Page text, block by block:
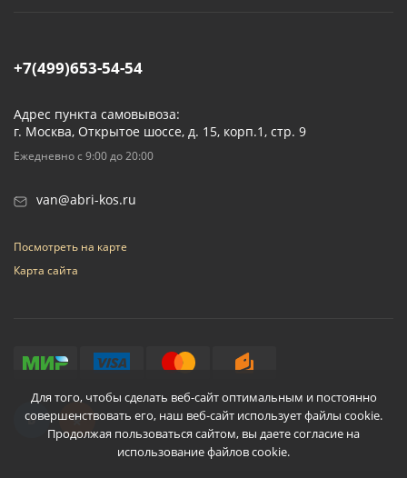
Для того, чтобы сделать веб-сайт оптимальным и постоянно
совершенствовать его, наш веб-сайт использует файлы cookie.
Продолжая пользоваться сайтом, вы даете согласие на
использование файлов cookie.
+7(499)653-54-54
Адрес пункта самовывоза:
г. Москва, Открытое шоссе, д. 15, корп.1, стр. 9
Ежедневно с 9:00 до 20:00
van@abri-kos.ru
Посмотреть на карте
Карта сайта